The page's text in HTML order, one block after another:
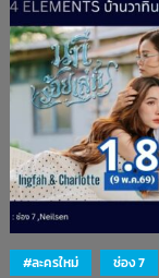
#ละครใหม่ ช่อง 7